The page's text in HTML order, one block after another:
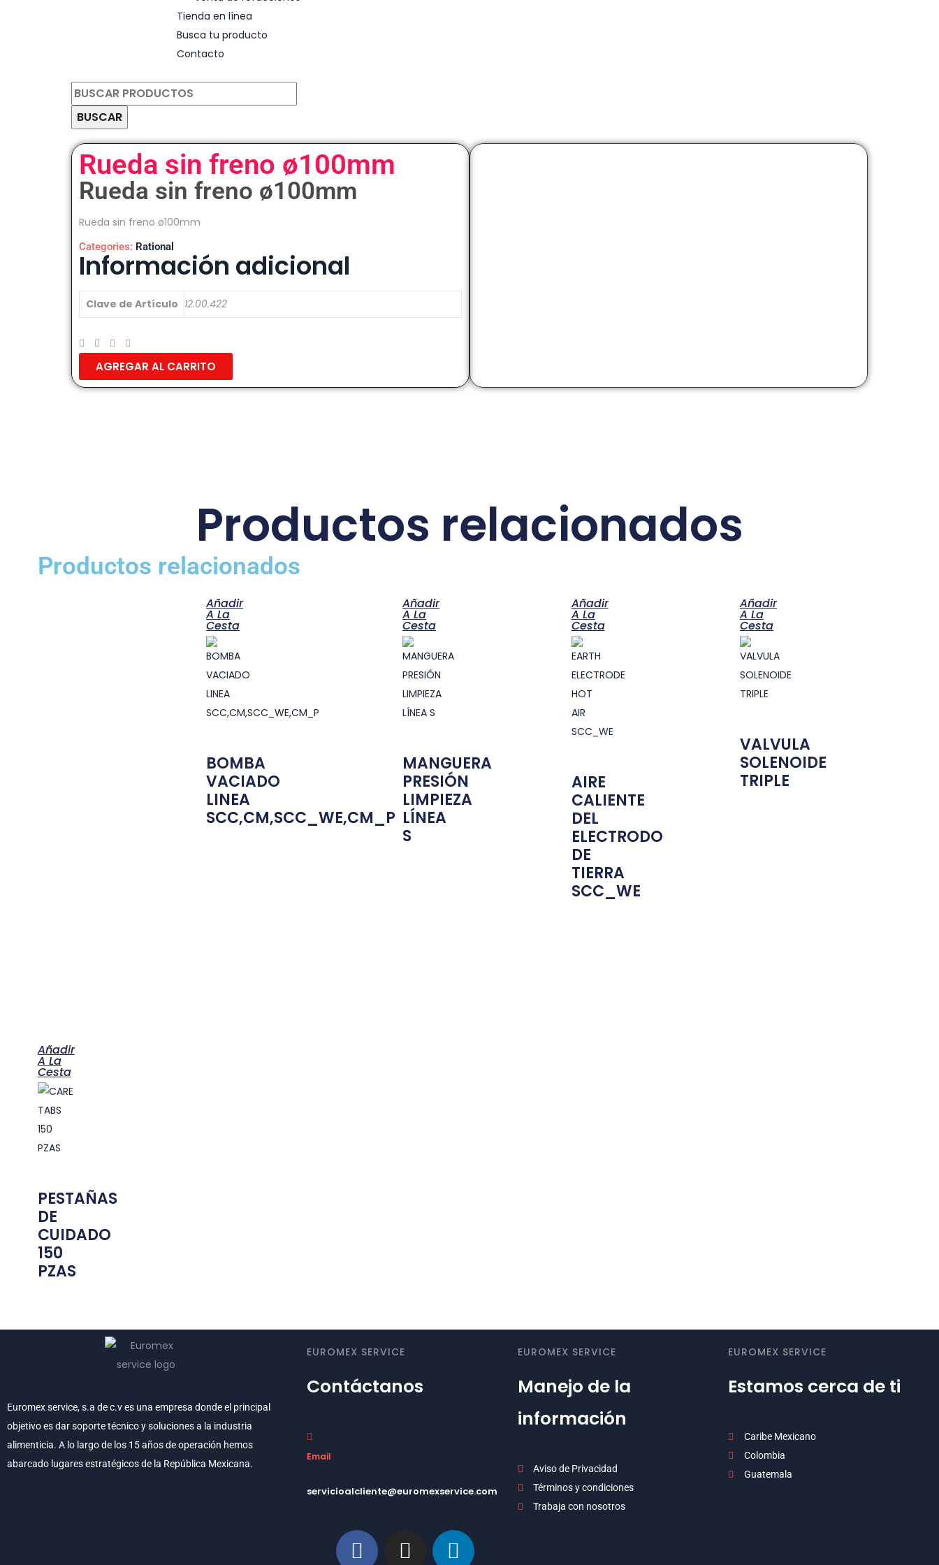
Tienda en línea
Busca tu producto
Contacto
BUSCAR
Rueda sin freno ø100mm
Rueda sin freno ø100mm
Rueda sin freno ø100mm
Categories: Rational
Información adicional
Clave de Artículo 12.00.422
AGREGAR AL CARRITO
Productos relacionados
Productos relacionados
Añadir
A La
Cesta
BOMBA
VACIADO
LINEA
SCC,CM,SCC_WE,CM_P
Añadir
A La
Cesta
MANGUERA
PRESIÓN
LIMPIEZA
LÍNEA
S
Añadir
A La
Cesta
AIRE
CALIENTE
DEL
ELECTRODO
DE
TIERRA
SCC_WE
Añadir
A La
Cesta
VALVULA
SOLENOIDE
TRIPLE
Añadir
A La
Cesta
PESTAÑAS
DE
CUIDADO
150
PZAS
Euromex service, s.a de c.v es una empresa donde el principal
objetivo es dar soporte técnico y soluciones a la industria
alimenticia. A lo largo de los 15 años de operación hemos
abarcado lugares estratégicos de la República Mexicana.
EUROMEX SERVICE
Contáctanos
Email
servicioalcliente@euromexservice.com
EUROMEX SERVICE
Manejo de la
información
Aviso de Privacidad
Términos y condiciones
Trabaja con nosotros
EUROMEX SERVICE
Estamos cerca de ti
Caribe Mexicano
Colombia
Guatemala